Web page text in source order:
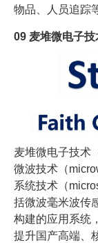
物品、人员追踪
09 麦堆微电子技
麦堆微电子技术
微波技术（
系统技术（
括微波毫米波传
构建的应用系统
提升国产高端、